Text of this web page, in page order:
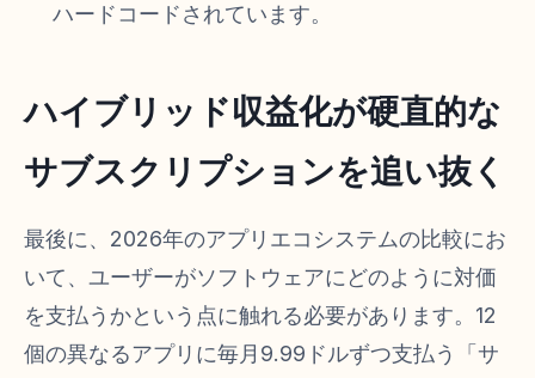
ハードコードされています。
ハイブリッド収益化が硬直的な
サブスクリプションを追い抜く
最後に、2026年のアプリエコシステムの比較にお
いて、ユーザーがソフトウェアにどのように対価
を支払うかという点に触れる必要があります。12
個の異なるアプリに毎月9.99ドルずつ支払う「サ